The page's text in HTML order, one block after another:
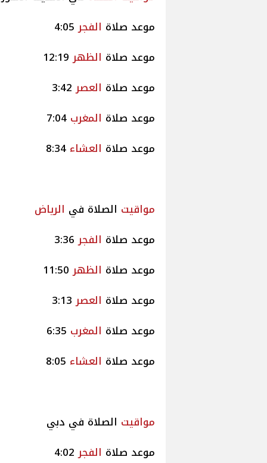
موعد صلاة الفجر4:05
موعد صلاة الظهر12:19
موعد صلاة العصر3:42
موعد صلاة المغرب
موعد صلاة العشاء
مواقيت الصلاة في الرياض
موعد صلاة الفجر3:36
موعد صلاة الظهر11:50
موعد صلاة العصر3:13
موعد صلاة المغرب
موعد صلاة العشاء
مواقيت الصلاة في دبي
موعد صلاة الفجر4:02